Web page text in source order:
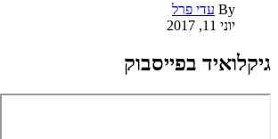
By עדי פרל
יוני 11, 2017
גיקלואיד בפייסבוק